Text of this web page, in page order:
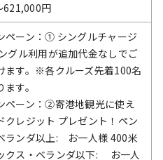
621,000円
ペーン：① シングルチャージ
グル利用が追加代金なしでご
ます。※各クルーズ先着100名
す。
ペーン：②寄港地観光に使え
クレジット プレゼント！ペン
ランダ以上: お一人様 400米
クス・ベランダ以下: お一人